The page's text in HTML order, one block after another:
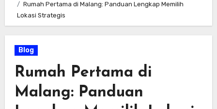
Rumah Pertama di Malang: Panduan Lengkap Memilih
Lokasi Strategis
Blog
Rumah Pertama di
Malang: Panduan